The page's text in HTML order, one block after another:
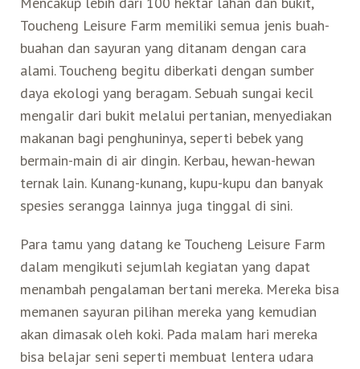
Agen Perjalanan
Mata Air Panas
LOHAS
Ekowisata
Wisata Kereta Api
Budaya & Warisan
Wisata Senior
Wisata Yang Dapat Diakses
Tur Bis Wisata
Wisata Alam – Scenic Spot
Taiwan Tips
Teh Kelas Dunia
Bis
U-Bike
Mobil
Bandara Internasional
Atraksi Taiwan Bagian Timur
Atraksi Taiwan Bagian Tengah
Atraksi Taiwan Bagian Selatan
Atraksi Kepulauan di Pesisir Pantai
Toucheng Leisure Farm memiliki semua jenis buah-
buahan dan sayuran yang ditanam dengan cara
alami. Toucheng begitu diberkati dengan sumber
daya ekologi yang beragam. Sebuah sungai kecil
mengalir dari bukit melalui pertanian, menyediakan
makanan bagi penghuninya, seperti bebek yang
bermain-main di air dingin. Kerbau, hewan-hewan
ternak lain. Kunang-kunang, kupu-kupu dan banyak
spesies serangga lainnya juga tinggal di sini.
Para tamu yang datang ke Toucheng Leisure Farm
dalam mengikuti sejumlah kegiatan yang dapat
menambah pengalaman bertani mereka. Mereka bisa
memanen sayuran pilihan mereka yang kemudian
akan dimasak oleh koki. Pada malam hari mereka
bisa belajar seni seperti membuat lentera udara